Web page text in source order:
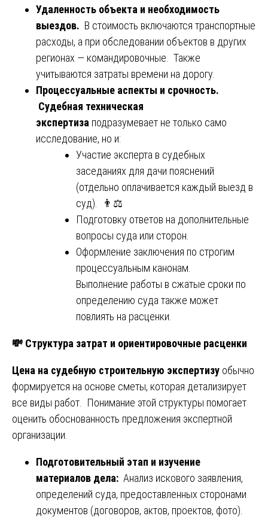
Удаленность объекта и необходимость
выездов. В стоимость включаются транспортные
расходы, а при обследовании объектов в других
регионах — командировочные. Также
учитываются затраты времени на дорогу.
Процессуальные аспекты и срочность.
Судебная техническая
экспертиза подразумевает не только само
исследование, но и:
Участие эксперта в судебных
заседаниях для дачи пояснений
(отдельно оплачивается каждый выезд в
суд). 👨⚖️
Подготовку ответов на дополнительные
вопросы суда или сторон.
Оформление заключения по строгим
процессуальным канонам.
Выполнение работы в сжатые сроки по
определению суда также может
повлиять на расценки.
💸 Структура затрат и ориентировочные расценки
Цена на судебную строительную экспертизу обычно
формируется на основе сметы, которая детализирует
все виды работ. Понимание этой структуры помогает
оценить обоснованность предложения экспертной
организации.
Подготовительный этап и изучение
материалов дела: Анализ искового заявления,
определений суда, предоставленных сторонами
документов (договоров, актов, проектов, фото).